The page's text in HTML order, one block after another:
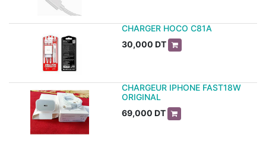
CHARGER HOCO C81A
30,000 DT
CHARGEUR IPHONE FAST18W
ORIGINAL
69,000 DT